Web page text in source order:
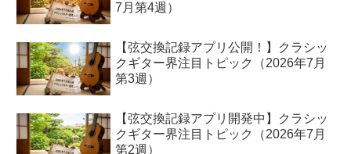
7月第4週）
【弦交換記録アプリ公開！】クラシッ
クギター界注目トピック（2026年7月
第3週）
【弦交換記録アプリ開発中】クラシッ
クギター界注目トピック（2026年7月
第2週）